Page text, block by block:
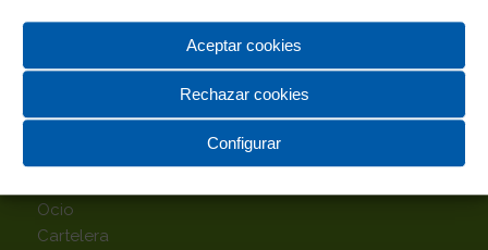
Aceptar cookies
Rechazar cookies
Configurar
Alimentación
Ocio
Cartelera